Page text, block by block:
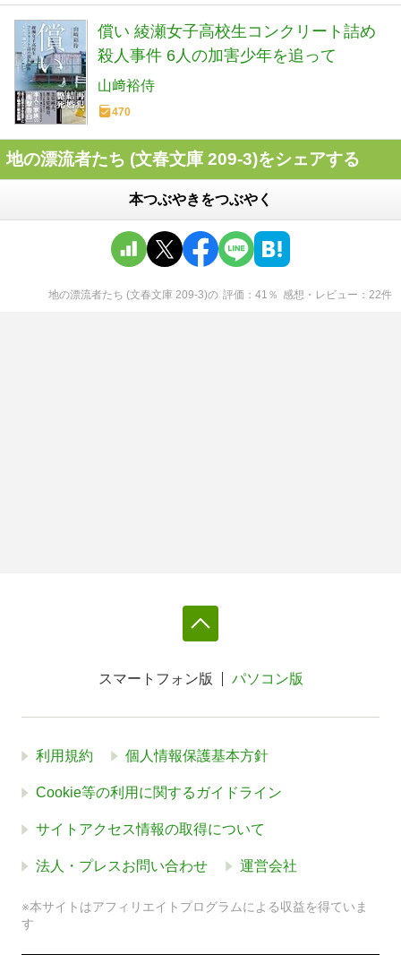
償い 綾瀬女子高校生コンクリート詰め
殺人事件 6人の加害少年を追って
山﨑裕侍
470
地の漂流者たち (文春文庫 209-3)をシェアする
本つぶやきをつぶやく
地の漂流者たち (文春文庫 209-3)の 評価 41 ％ 感想・レビュー 22件
スマートフォン版 パソコン版
利用規約 個人情報保護基本方針
Cookie等の利用に関するガイドライン
サイトアクセス情報の取得について
法人・プレスお問い合わせ 運営会社
※本サイトはアフィリエイトプログラムによる収益を得ていま
す